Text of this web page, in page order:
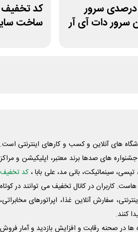
کد تخفیف 15 درصدی سرور
سرور دات آی آر
ساخت
های آنلاین و کسب و‌ کارهای اینترنتی است.
های صدها برند معتبر، اپلیکیشن و مراکز
سینماتیکت، بانی مد، علی‌ بابا ، کد تخفیف
کاربران در کانال تخفیف می توانند در کوتاه
سفارش آنلاین غذا، اپراتورهای مخابراتی،
کنند.
ها در صحنه رقابت و افزایش بازدید و آمار فروش